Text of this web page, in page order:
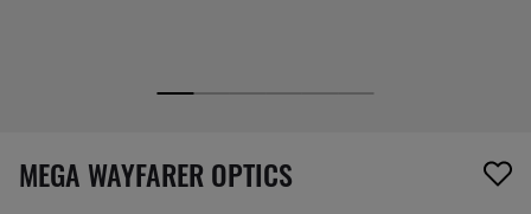
1 item foi removido da sua lista de desejos
MEGA WAYFARER OPTICS